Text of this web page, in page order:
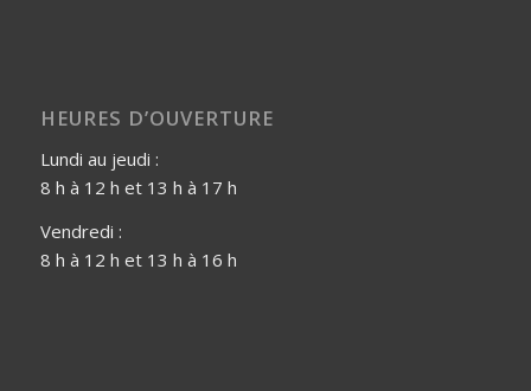
HEURES D’OUVERTURE
Lundi au jeudi :
8 h à 12 h et 13 h à 17 h
Vendredi :
8 h à 12 h et 13 h à 16 h